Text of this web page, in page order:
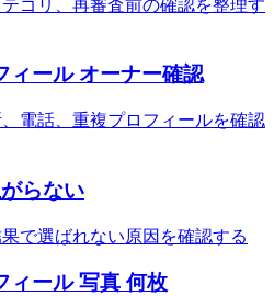
ゴリ、再審査前の確認を整理す
ール オーナー確認
電話、重複プロフィールを確認
らない
で選ばれない原因を確認する
ィール 写真 何枚